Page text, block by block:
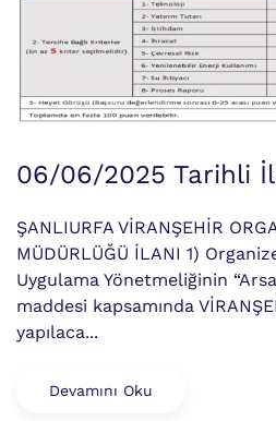
06/06/2025 Tarihli
ŞANLIURFA VİRANŞEHİR
MÜDÜRLÜĞÜ İLANI 1)
Uygulama Yönetmeliğinin
maddesi kapsamında
yapılaca...
Devamını Oku